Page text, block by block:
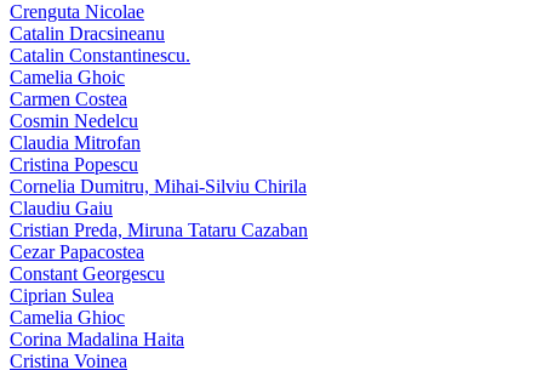
Crenguta Nicolae
Catalin Dracsineanu
Catalin Constantinescu.
Camelia Ghoic
Carmen Costea
Cosmin Nedelcu
Claudia Mitrofan
Cristina Popescu
Cornelia Dumitru, Mihai‑Silviu Chirila
Claudiu Gaiu
Cristian Preda, Miruna Tataru Cazaban
Cezar Papacostea
Constant Georgescu
Ciprian Sulea
Camelia Ghioc
Corina Madalina Haita
Cristina Voinea